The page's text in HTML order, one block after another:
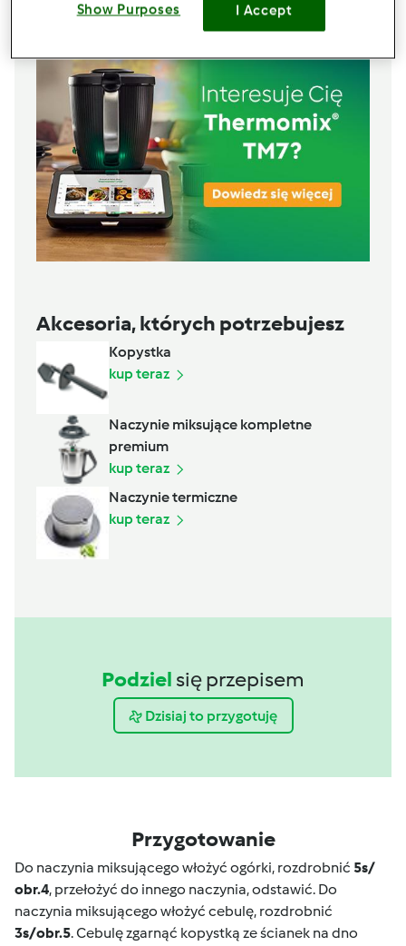
Akcesoria, których potrzebujesz
Kopystka
kup teraz
Naczynie miksujące kompletne
premium
kup teraz
Naczynie termiczne
kup teraz
Podziel się przepisem
Dzisiaj to przygotuję
Przygotowanie
Do naczynia miksującego włożyć ogórki, rozdrobnić 5s/
obr.4, przełożyć do innego naczynia, odstawić. Do
naczynia miksującego włożyć cebulę, rozdrobnić
3s/obr.5. Cebulę zgarnąć kopystką ze ścianek na dno
Show Purposes I Accept